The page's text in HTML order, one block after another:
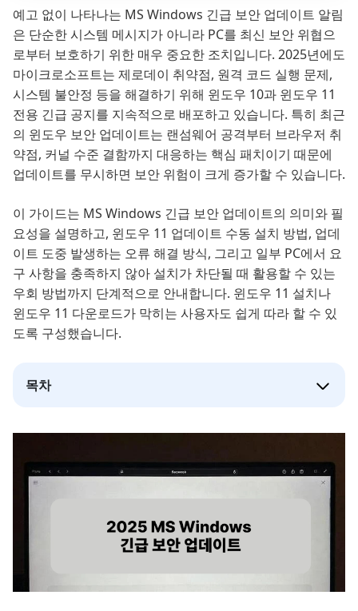
예고 없이 나타나는 MS Windows 긴급 보안 업데이트 알림
은 단순한 시스템 메시지가 아니라 PC를 최신 보안 위협으
로부터 보호하기 위한 매우 중요한 조치입니다. 2025년에도
마이크로소프트는 제로데이 취약점, 원격 코드 실행 문제,
시스템 불안정 등을 해결하기 위해 윈도우 10과 윈도우 11
전용 긴급 공지를 지속적으로 배포하고 있습니다. 특히 최근
의 윈도우 보안 업데이트는 랜섬웨어 공격부터 브라우저 취
약점, 커널 수준 결함까지 대응하는 핵심 패치이기 때문에
업데이트를 무시하면 보안 위험이 크게 증가할 수 있습니다.
이 가이드는 MS Windows 긴급 보안 업데이트의 의미와 필
요성을 설명하고, 윈도우 11 업데이트 수동 설치 방법, 업데
이트 도중 발생하는 오류 해결 방식, 그리고 일부 PC에서 요
구 사항을 충족하지 않아 설치가 차단될 때 활용할 수 있는
우회 방법까지 단계적으로 안내합니다. 윈도우 11 설치나
윈도우 11 다운로드가 막히는 사용자도 쉽게 따라 할 수 있
도록 구성했습니다.
목차